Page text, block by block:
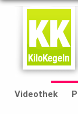
Start
Videothek